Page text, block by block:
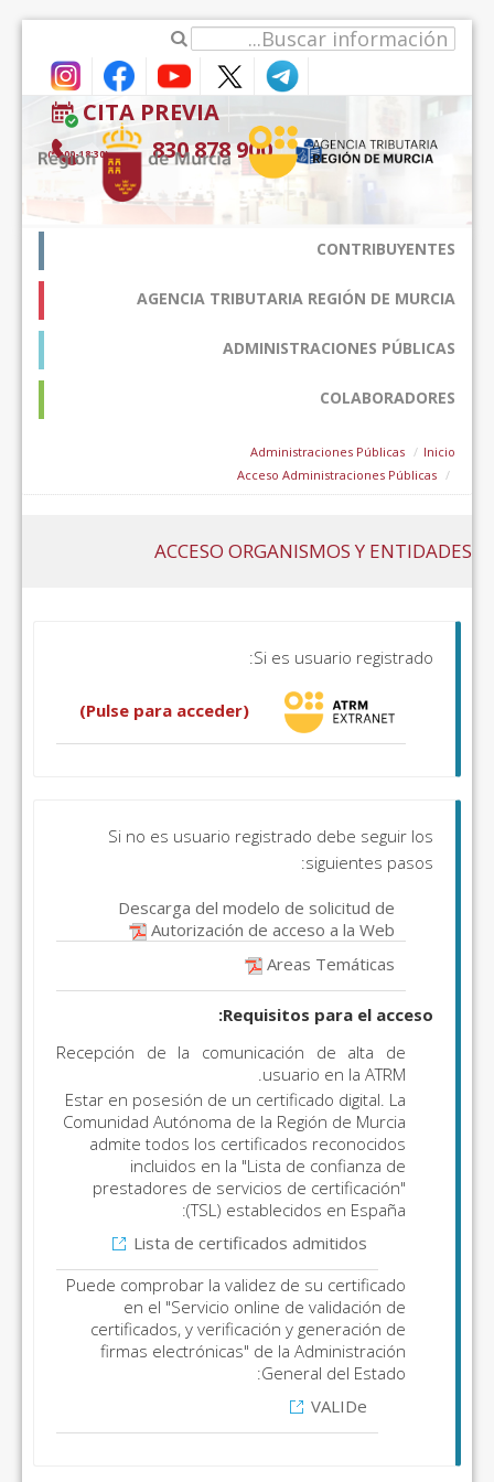
CITA PREVIA
900 878 830
(9:00-18:30*)
CONTRIBUYENTES
AGENCIA TRIBUTARIA REGIÓN DE MURCIA
ADMINISTRACIONES PÚBLICAS
COLABORADORES
Inicio
Administraciones Públicas
Acceso Administraciones Públicas
ACCESO ORGANISMOS Y ENTIDADES
Si es usuario registrado:
(Pulse para acceder)
Si no es usuario registrado debe seguir los
siguientes pasos:
Descarga del modelo de solicitud de
Autorización de acceso a la Web
Areas Temáticas
Requisitos para el acceso:
Recepción de la comunicación de alta de
usuario en la ATRM.
Estar en posesión de un certificado digital. La
Comunidad Autónoma de la Región de Murcia
admite todos los certificados reconocidos
incluidos en la "Lista de confianza de
prestadores de servicios de certificación"
(TSL) establecidos en España:
Lista de certificados admitidos
Puede comprobar la validez de su certificado
en el "Servicio online de validación de
certificados, y verificación y generación de
firmas electrónicas" de la Administración
General del Estado:
VALIDe